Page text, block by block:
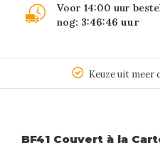
Voor 14:00 uur
nog: 3:46:46 uur
Keuze uit meer
BF41 Couvert à la